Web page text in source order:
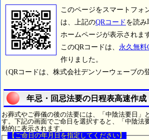
このページをスマートフォ
は、上記のQRコード を読み
ホームページが表示されま
このQRコードは、 永久無料
作りました。
（QRコードは、株式会社デンソーウェーブの
年忌・回忌法要の日程表高速作成
お葬式やご葬儀の後の法要には、「中陰法要日」
す。下記の画面でご命日を選択すると、「中陰法
動的に表示されます。
【ご命日の年月日を指定してください】